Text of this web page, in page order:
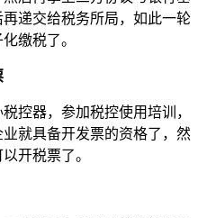
递交给税务所局，如此一轮
缴税了。
器，参加税控使用培训，
就具备开发票的资格了，然
开税票了。